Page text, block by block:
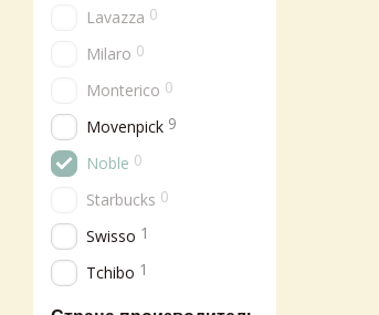
Lavazza 0
Milaro 0
Monterico 0
Movenpick 9
Noble 0
Starbucks 0
Swisso 1
Tchibo 1